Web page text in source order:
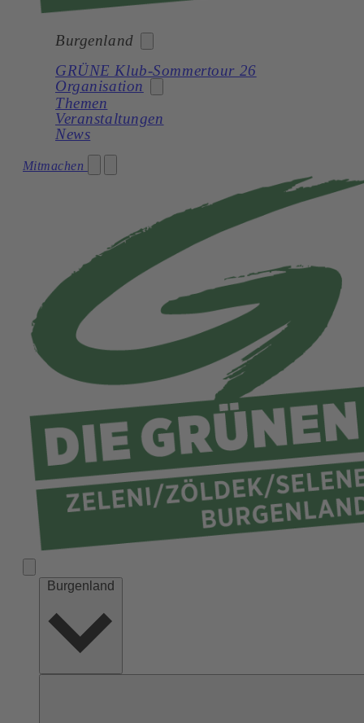
Burgenland
Bund
Burgenland
Kärnten
Niederösterreich
Steiermark
Tirol
Vorarlberg
Wien
GRÜNE Klub-Sommertour 26
Organisation
Landtagsklub
Gemeinden
Netzwerk
Themen
Veranstaltungen
News
Mitmachen
Burgenland